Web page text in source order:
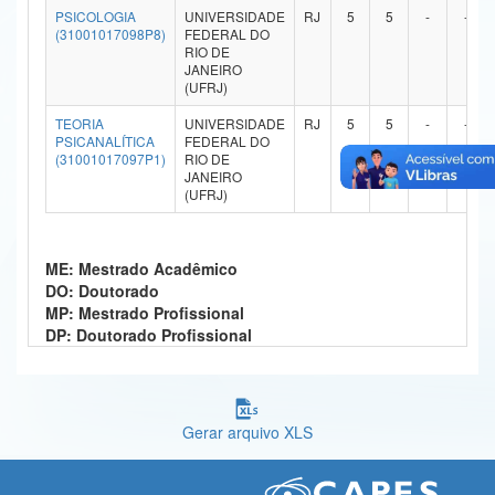
Ministério da Ciência, Tecnologia, Inovações e Comunicações
Ministério do Desenvolvimento Regional
Secretaria-Geral
Secretaria de Governo
PSICOLOGIA
(31001017098P8)
UNIVERSIDADE
FEDERAL DO
RIO DE
JANEIRO
(UFRJ)
RJ 5 5 - -
TEORIA
PSICANALÍTICA
(31001017097P1)
UNIVERSIDADE
FEDERAL DO
RIO DE
JANEIRO
(UFRJ)
RJ 5 5 - -
ME: Mestrado Acadêmico
DO: Doutorado
MP: Mestrado Profissional
DP: Doutorado Profissional
Gerar arquivo XLS